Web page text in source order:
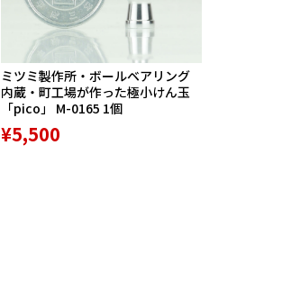
ミツミ製作所・ボールベアリング
内蔵・町工場が作った極小けん玉
「pico」 M-0165 1個
¥5,500